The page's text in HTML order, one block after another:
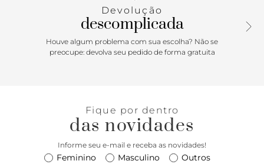
Devolução
descomplicada
Houve algum problema com sua escolha? Não se
preocupe: devolva seu pedido de forma gratuita
Fique por dentro
das novidades
Informe seu e-mail e receba as novidades!
Feminino Masculino Outros